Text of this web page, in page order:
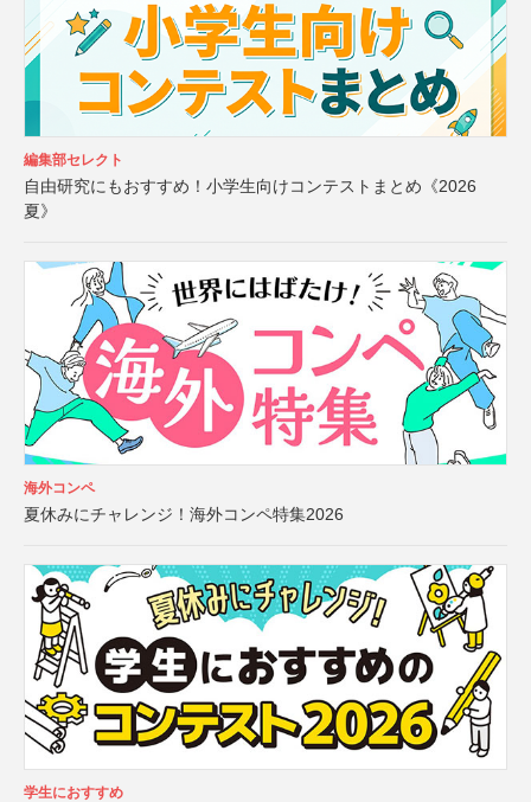
編集部セレクト
自由研究にもおすすめ！小学生向けコンテストまとめ《2026
夏》
海外コンペ
夏休みにチャレンジ！海外コンペ特集2026
学生におすすめ